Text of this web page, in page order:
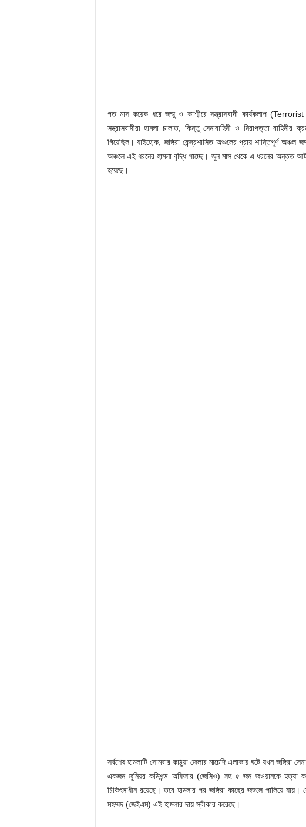
গত মাস কয়েক ধরে জম্মু ও কাশ্মীরে সন্ত্রাসবাদী কার্যকলাপ
সন্ত্রাসবাদীরা হামলা চালাত, কিন্তু সেনাবাহিনী ও নিরাপত্তা
গিয়েছিল। যাইহোক, জঙ্গিরা কেন্দ্রশাসিত অঞ্চলের প্রায় শান্তিপূর্ণ
অঞ্চলে এই ধরনের হামলা বৃদ্ধি পাচ্ছে। জুন মাস থেকে এ ধরনের অন্তত আটটি
হয়েছে।
সর্বশেষ হামলাটি সোমবার কাঠুয়া জেলার মাচেদি এলাকায় ঘটে যখন
একজন জুনিয়র কমিশন্ড অফিসার (জেসিও) সহ ৫ জন জওয়ানকে হত্যা
চিকিৎসাধীন রয়েছে। তবে হামলার পর জঙ্গিরা কাছের জঙ্গলে পালিয়ে
মহম্মদ (জেইএম) এই হামলার দায় স্বীকার করেছে।